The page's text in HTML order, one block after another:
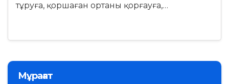
тұруға, қоршаған ортаны қорғауға,…
Мұрағат